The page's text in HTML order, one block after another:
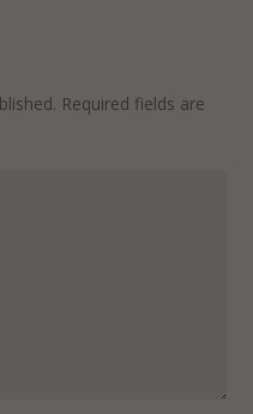
Required fields are